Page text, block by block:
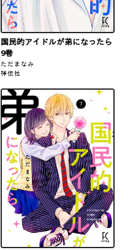
国民的アイドルが弟になったら
9巻
ただまなみ
祥伝社